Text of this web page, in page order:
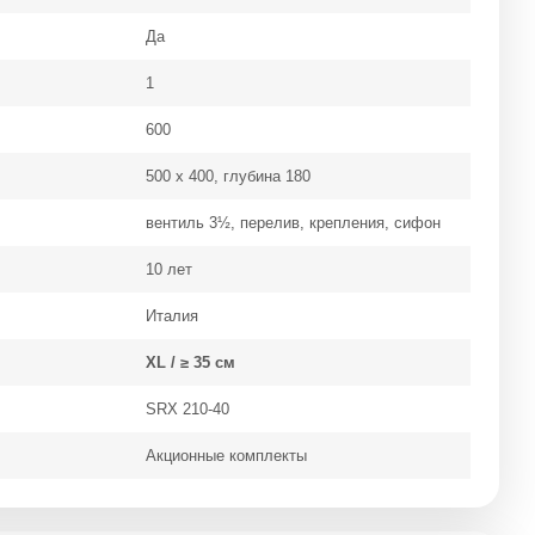
Да
1
600
500 х 400, глубина 180
вентиль 3½, перелив, крепления, сифон
10 лет
Италия
XL / ≥ 35 см
SRX 210-40
Акционные комплекты